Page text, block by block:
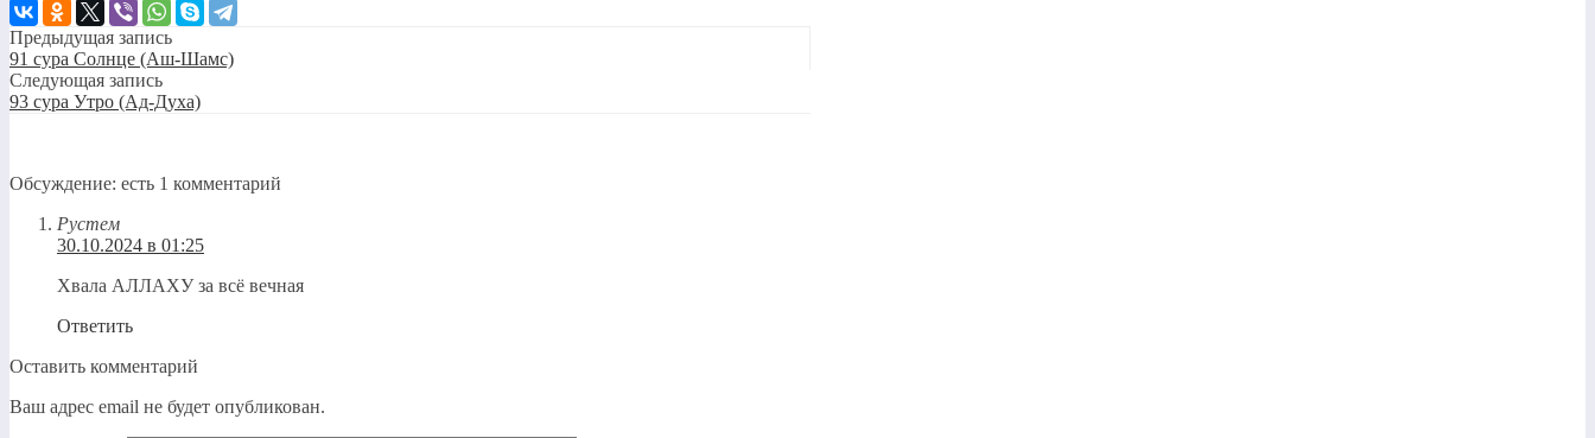
Предыдущая запись
91 сура Солнце (Аш-Шамс)
Следующая запись
93 сура Утро (Ад-Духа)
Обсуждение: есть 1 комментарий
Рустем
30.10.2024 в 01:25
Хвала АЛЛАХУ за всё вечная
Ответить
Оставить комментарий
Ваш адрес email не будет опубликован.